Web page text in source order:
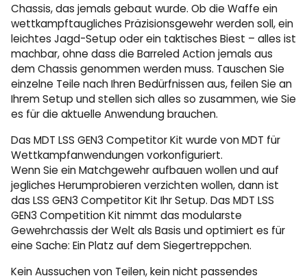
Chassis, das jemals gebaut wurde. Ob die Waffe ein
wettkampftaugliches Präzisionsgewehr werden soll, ein
leichtes Jagd-Setup oder ein taktisches Biest – alles ist
machbar, ohne dass die Barreled Action jemals aus
dem Chassis genommen werden muss. Tauschen Sie
einzelne Teile nach Ihren Bedürfnissen aus, feilen Sie an
Ihrem Setup und stellen sich alles so zusammen, wie Sie
es für die aktuelle Anwendung brauchen.
Das MDT LSS GEN3 Competitor Kit wurde von MDT für
Wettkampfanwendungen vorkonfiguriert.
Wenn Sie ein Matchgewehr aufbauen wollen und auf
jegliches Herumprobieren verzichten wollen, dann ist
das LSS GEN3 Competitor Kit Ihr Setup. Das MDT LSS
GEN3 Competition Kit nimmt das modularste
Gewehrchassis der Welt als Basis und optimiert es für
eine Sache: Ein Platz auf dem Siegertreppchen.
Kein Aussuchen von Teilen, kein nicht passendes